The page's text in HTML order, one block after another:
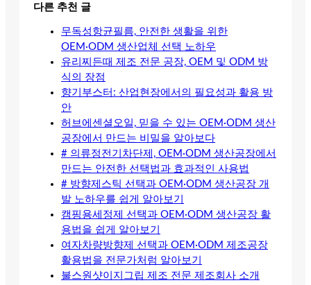
다른 추천 글
무독성항균필름, 안전한 생활을 위한
OEM·ODM 생산업체 선택 노하우
유리찌든때 제조 전문 공장, OEM 및 ODM 방
식의 장점
향기부스터: 산업현장에서의 필요성과 활용 방
안
허브에센셜오일, 믿을 수 있는 OEM·ODM 생산
공장에서 만드는 비밀을 알아보다
# 의류정전기차단제, OEM·ODM 생산공장에서
만드는 안전한 선택법과 효과적인 사용법
# 방향제스틱 선택과 OEM·ODM 생산공장 개
발 노하우를 쉽게 알아보기
캠핑용세정제 선택과 OEM·ODM 생산공장 활
용법을 쉽게 알아보기
여자차량방향제 선택과 OEM·ODM 제조공장
활용법을 전문가처럼 알아보기
불스원샷이지그립 제조 전문 제조회사 소개